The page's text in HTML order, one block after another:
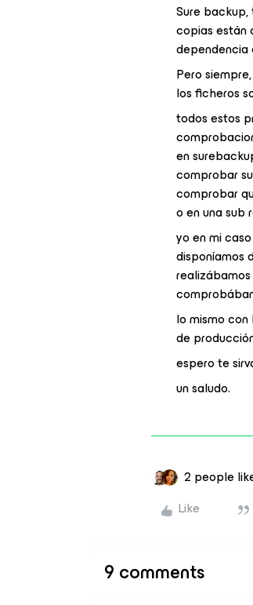
Sure
copias están
dependencia
Pero
los ficheros
todos estos
en
comprobar
comprobar
o en una sub
yo en mi
disponíamos
lo mismo
de
espero te
un saludo.
2 people
Like
9 comments